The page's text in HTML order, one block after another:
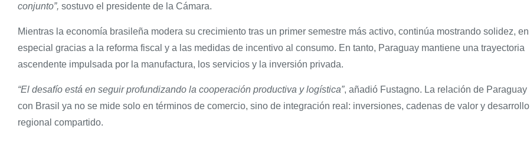
conjunto”, sostuvo el presidente de la Cámara.
Mientras la economía brasileña modera su crecimiento tras un primer semestre más activo, continúa mostrando solidez, en
especial gracias a la reforma fiscal y a las medidas de incentivo al consumo. En tanto, Paraguay mantiene una trayectoria
ascendente impulsada por la manufactura, los servicios y la inversión privada.
“El desafío está en seguir profundizando la cooperación productiva y logística”, añadió Fustagno. La relación de Paraguay
con Brasil ya no se mide solo en términos de comercio, sino de integración real: inversiones, cadenas de valor y desarrollo
regional compartido.